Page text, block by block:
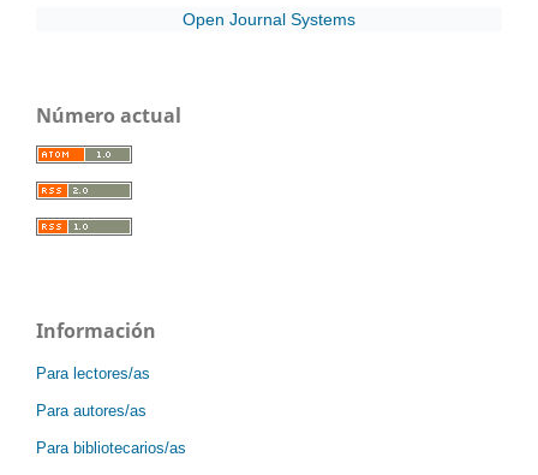
Open Journal Systems
Número actual
Información
Para lectores/as
Para autores/as
Para bibliotecarios/as